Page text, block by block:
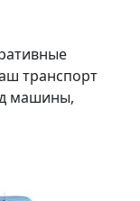
транспорт
машины,